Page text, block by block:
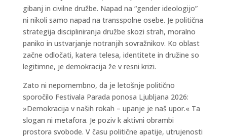
gibanj in civilne družbe. Napad na “gender ideologijo”
ni nikoli samo napad na transspolne osebe. Je politična
strategija discipliniranja družbe skozi strah, moralno
paniko in ustvarjanje notranjih sovražnikov. Ko oblast
začne odločati, katera telesa, identitete in družine so
legitimne, je demokracija že v resni krizi.
Zato ni nepomembno, da je letošnje politično
sporočilo Festivala Parada ponosa Ljubljana 2026:
»Demokracija v naših rokah – upanje je naš upor.« Ta
slogan ni metafora. Je poziv k aktivni obrambi
prostora svobode. V času politične apatije, utrujenosti